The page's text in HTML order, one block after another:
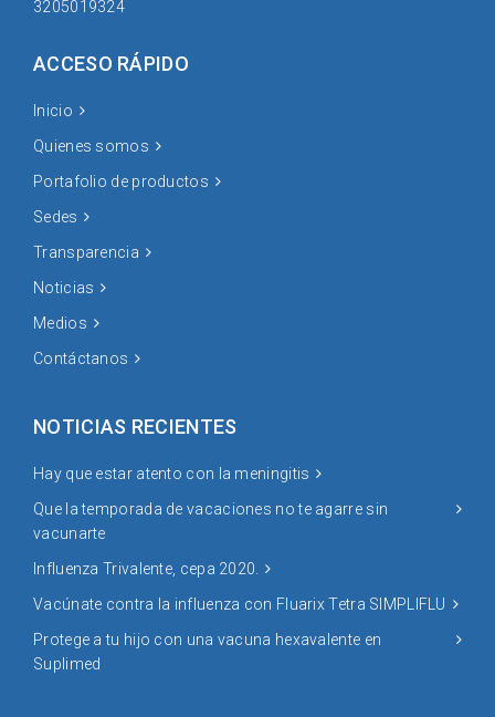
3205019324
ACCESO RÁPIDO
Inicio
Quienes somos
Portafolio de productos
Sedes
Transparencia
Noticias
Medios
Contáctanos
NOTICIAS RECIENTES
Hay que estar atento con la meningitis
Que la temporada de vacaciones no te agarre sin
vacunarte
Influenza Trivalente, cepa 2020.
Vacúnate contra la influenza con Fluarix Tetra SIMPLIFLU
Protege a tu hijo con una vacuna hexavalente en
Suplimed